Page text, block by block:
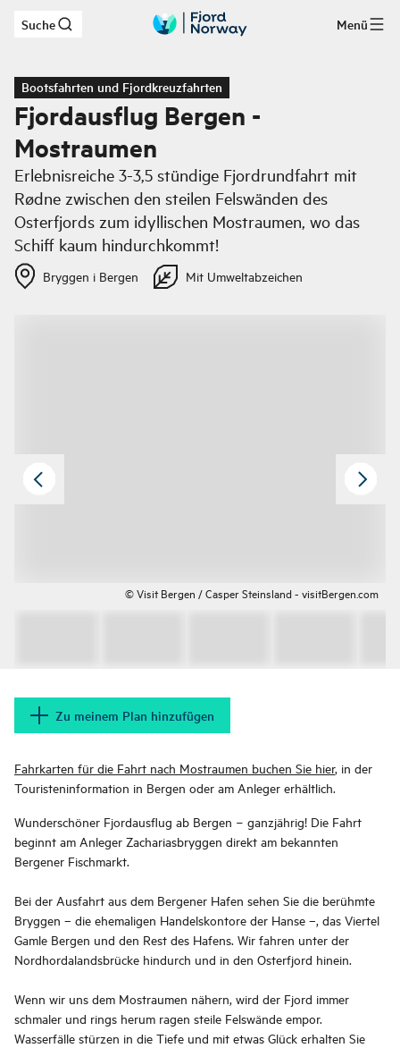
Zum Hauptinhalt
Suche Menü
Bootsfahrten und Fjordkreuzfahrten
Fjordausflug Bergen -
Mostraumen
Erlebnisreiche 3-3,5 stündige Fjordrundfahrt mit
Rødne zwischen den steilen Felswänden des
Osterfjords zum idyllischen Mostraumen, wo das
Schiff kaum hindurchkommt!
Bryggen i Bergen Mit Umweltabzeichen
© Visit Bergen / Casper Steinsland - visitBergen.com
Zu meinem Plan hinzufügen
Fahrkarten für die Fahrt nach Mostraumen buchen Sie hier, in der
Touristeninformation in Bergen oder am Anleger erhältlich.
Wunderschöner Fjordausflug ab Bergen − ganzjährig! Die Fahrt
beginnt am Anleger Zachariasbryggen direkt am bekannten
Bergener Fischmarkt.
Bei der Ausfahrt aus dem Bergener Hafen sehen Sie die berühmte
Bryggen – die ehemaligen Handelskontore der Hanse –, das Viertel
Gamle Bergen und den Rest des Hafens. Wir fahren unter der
Nordhordalandsbrücke hindurch und in den Osterfjord hinein.
Wenn wir uns dem Mostraumen nähern, wird der Fjord immer
schmaler und rings herum ragen steile Felswände empor.
Wasserfälle stürzen in die Tiefe und mit etwas Glück erhalten Sie